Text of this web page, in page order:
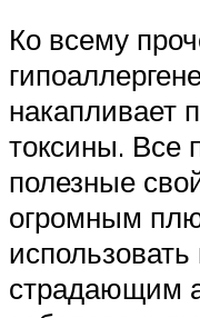
Ко всему
накапливает
токсины. Все
полезные
огромным
страдающим